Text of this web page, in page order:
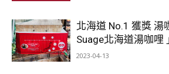
北海道 No.1 獲獎 湯
Suage北海道湯咖哩
2023-04-13